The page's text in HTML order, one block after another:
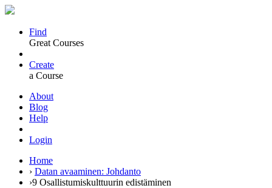
Find
Great Courses
Create
a Course
About
Blog
Help
Login
Home
› Datan avaaminen: Johdanto
›9 Osallistumiskulttuurin edistäminen